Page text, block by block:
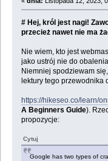
# Hej, król jest nagi!
przecież nawet nie ma
Nie wiem, kto jest
jako ustrój nie do
Niemniej spodziewam
lektury tego przewodnika
https://hikeseo.co/learn/
A Beginners Guide).
propozycje:
Cytuj
Google has two types of